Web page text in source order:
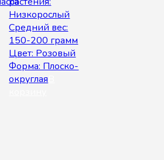
Низкорослый
Средний вес:
150-200 грамм
Цвет: Розовый
Форма: Плоско-
округлая